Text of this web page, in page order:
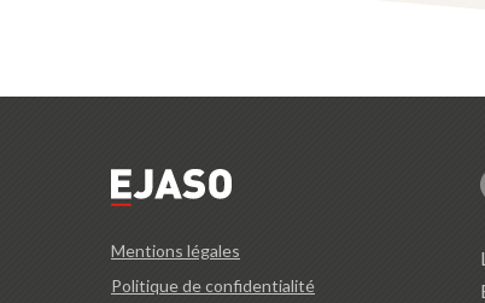
Mentions légales
Politique de confidentialité